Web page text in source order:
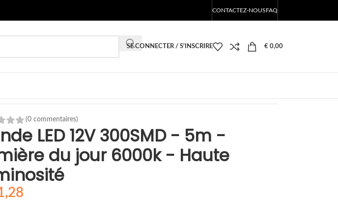
CONTACTEZ-NOUSFAQ
SE CONNECTER / S'INSCRIRE € 0,00
(0 commentaires)
LED 12V 300SMD - 5m -
du jour 6000k - Haute